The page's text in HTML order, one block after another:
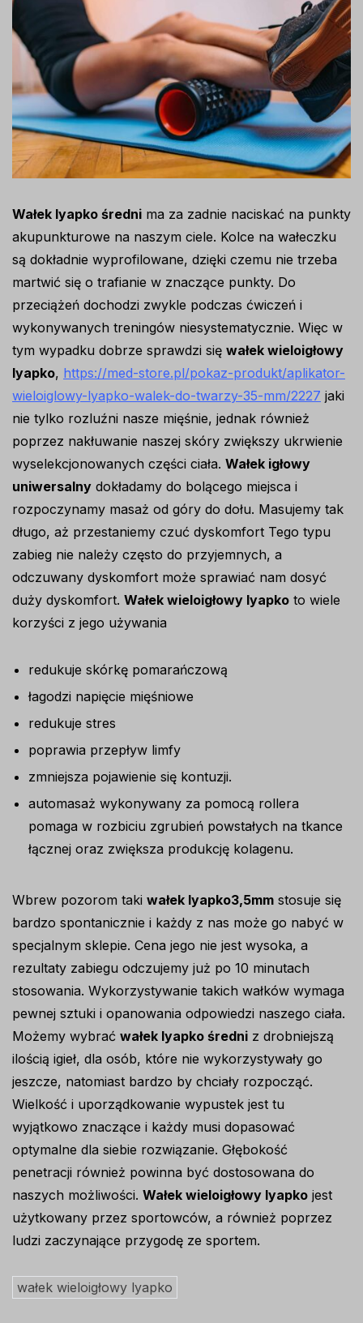
Wałek lyapko średni ma za zadnie naciskać na punkty
akupunkturowe na naszym ciele. Kolce na wałeczku
są dokładnie wyprofilowane, dzięki czemu nie trzeba
martwić się o trafianie w znaczące punkty. Do
przeciążeń dochodzi zwykle podczas ćwiczeń i
wykonywanych treningów niesystematycznie. Więc w
tym wypadku dobrze sprawdzi się wałek wieloigłowy
lyapko, https://med-store.pl/pokaz-produkt/aplikator-
wieloiglowy-lyapko-walek-do-twarzy-35-mm/2227 jaki
nie tylko rozluźni nasze mięśnie, jednak również
poprzez nakłuwanie naszej skóry zwiększy ukrwienie
wyselekcjonowanych części ciała. Wałek igłowy
uniwersalny dokładamy do bolącego miejsca i
rozpoczynamy masaż od góry do dołu. Masujemy tak
długo, aż przestaniemy czuć dyskomfort Tego typu
zabieg nie należy często do przyjemnych, a
odczuwany dyskomfort może sprawiać nam dosyć
duży dyskomfort. Wałek wieloigłowy lyapko to wiele
korzyści z jego używania
redukuje skórkę pomarańczową
łagodzi napięcie mięśniowe
redukuje stres
poprawia przepływ limfy
zmniejsza pojawienie się kontuzji.
automasaż wykonywany za pomocą rollera
pomaga w rozbiciu zgrubień powstałych na tkance
łącznej oraz zwiększa produkcję kolagenu.
Wbrew pozorom taki wałek lyapko3,5mm stosuje się
bardzo spontanicznie i każdy z nas może go nabyć w
specjalnym sklepie. Cena jego nie jest wysoka, a
rezultaty zabiegu odczujemy już po 10 minutach
stosowania. Wykorzystywanie takich wałków wymaga
pewnej sztuki i opanowania odpowiedzi naszego ciała.
Możemy wybrać wałek lyapko średni z drobniejszą
ilością igieł, dla osób, które nie wykorzystywały go
jeszcze, natomiast bardzo by chciały rozpocząć.
Wielkość i uporządkowanie wypustek jest tu
wyjątkowo znaczące i każdy musi dopasować
optymalne dla siebie rozwiązanie. Głębokość
penetracji również powinna być dostosowana do
naszych możliwości. Wałek wieloigłowy lyapko jest
użytkowany przez sportowców, a również poprzez
ludzi zaczynające przygodę ze sportem.
wałek wieloigłowy lyapko